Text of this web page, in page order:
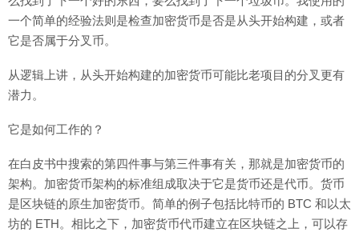
一个简单的经验法则是检查加密货币是否是从头开始构建，或者
它是否属于分叉币。
从逻辑上讲，从头开始构建的加密货币可能比老项目的分叉更有
潜力。
它是如何工作的？
在白皮书中搜索的第四件事与第三件事有关，那就是加密货币的
架构。加密货币架构的标准组成取决于它是货币还是代币。货币
是区块链的原生加密货币。简单的例子包括比特币的 BTC 和以太
坊的 ETH。相比之下，加密货币代币建立在区块链之上，可以存